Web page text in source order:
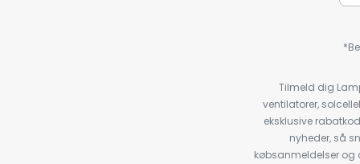
Tilmeld dig
ventilatorer,
eksklusive
nyheder, så
købsanmeldelser og